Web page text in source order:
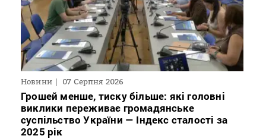
Новини 07 Серпня 2026
Грошей менше, тиску більше: які головні
виклики переживає громадянське
суспільство України — Індекс сталості за
2025 рік